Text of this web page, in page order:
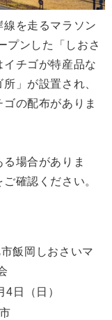
を走るマラソン
プンした「しおさ
チゴが特産品な
」が設置され、
の配布がありま
場合がありま
確認ください。
飯岡しおさいマ
4日
（日）